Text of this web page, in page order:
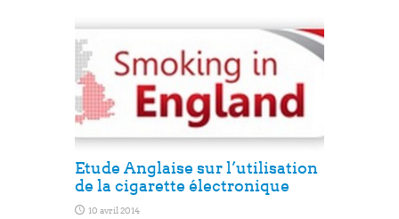
Etude Anglaise sur l’utilisation
de la cigarette électronique
10 avril 2014